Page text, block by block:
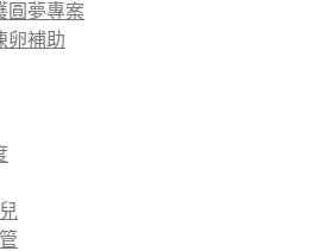
圓夢專案
卵補助